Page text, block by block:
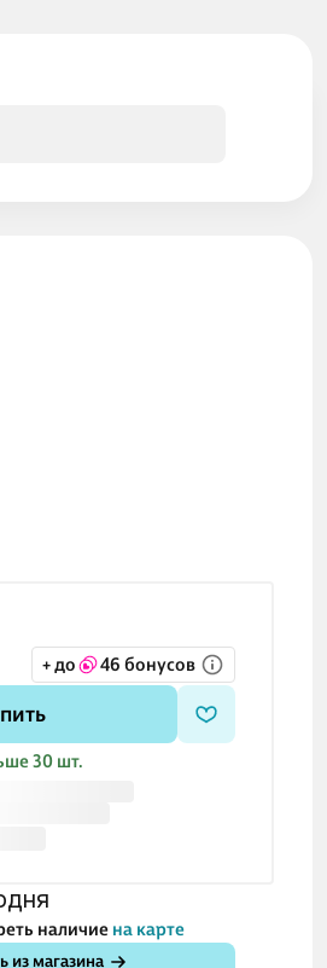
+ до 46 бонусов
30 шт.
наличие на карте
из магазина